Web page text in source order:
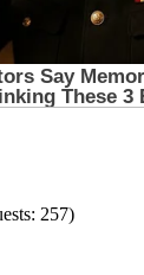
257)